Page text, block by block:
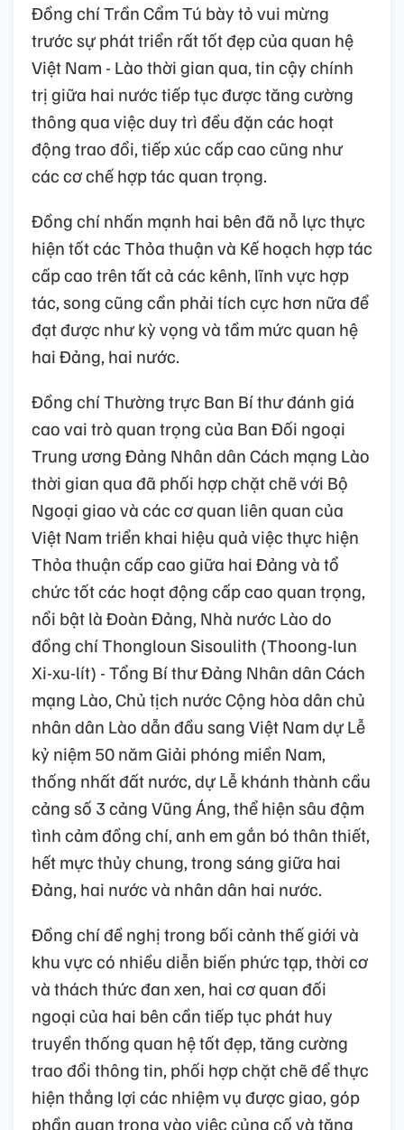
Đồng chí Trần Cẩm Tú bày tỏ vui mừng
trước sự phát triển rất tốt đẹp của quan hệ
Việt Nam - Lào thời gian qua, tin cậy chính
trị giữa hai nước tiếp tục được tăng cường
thông qua việc duy trì đều đặn các hoạt
động trao đổi, tiếp xúc cấp cao cũng như
các cơ chế hợp tác quan trọng.
Đồng chí nhấn mạnh hai bên đã nỗ lực thực
hiện tốt các Thỏa thuận và Kế hoạch hợp tác
cấp cao trên tất cả các kênh, lĩnh vực hợp
tác, song cũng cần phải tích cực hơn nữa để
đạt được như kỳ vọng và tầm mức quan hệ
hai Đảng, hai nước.
Đồng chí Thường trực Ban Bí thư đánh giá
cao vai trò quan trọng của Ban Đối ngoại
Trung ương Đảng Nhân dân Cách mạng Lào
thời gian qua đã phối hợp chặt chẽ với Bộ
Ngoại giao và các cơ quan liên quan của
Việt Nam triển khai hiệu quả việc thực hiện
Thỏa thuận cấp cao giữa hai Đảng và tổ
chức tốt các hoạt động cấp cao quan trọng,
nổi bật là Đoàn Đảng, Nhà nước Lào do
đồng chí Thongloun Sisoulith (Thoong-lun
Xi-xu-lít) - Tổng Bí thư Đảng Nhân dân Cách
mạng Lào, Chủ tịch nước Cộng hòa dân chủ
nhân dân Lào dẫn đầu sang Việt Nam dự Lễ
kỷ niệm 50 năm Giải phóng miền Nam,
thống nhất đất nước, dự Lễ khánh thành cầu
cảng số 3 cảng Vũng Áng, thể hiện sâu đậm
tình cảm đồng chí, anh em gắn bó thân thiết,
hết mực thủy chung, trong sáng giữa hai
Đảng, hai nước và nhân dân hai nước.
Đồng chí đề nghị trong bối cảnh thế giới và
khu vực có nhiều diễn biến phức tạp, thời cơ
và thách thức đan xen, hai cơ quan đối
ngoại của hai bên cần tiếp tục phát huy
truyền thống quan hệ tốt đẹp, tăng cường
trao đổi thông tin, phối hợp chặt chẽ để thực
hiện thắng lợi các nhiệm vụ được giao, góp
phần quan trọng vào việc củng cố và tăng